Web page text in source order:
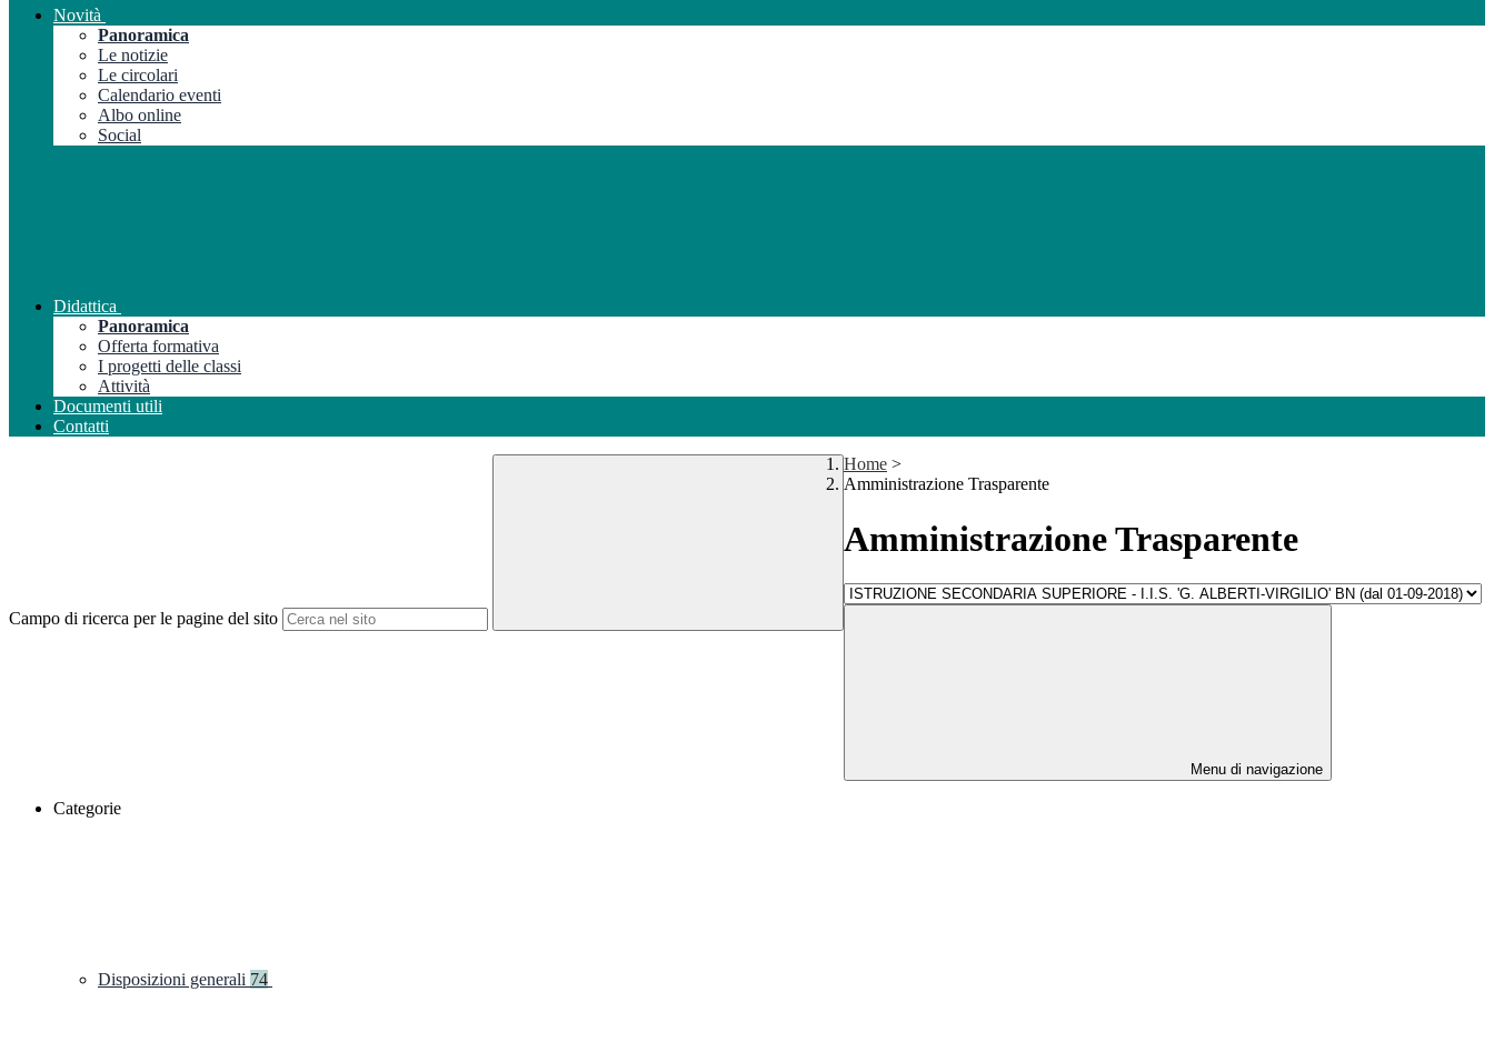
Novità
Panoramica
Le notizie
Le circolari
Calendario eventi
Albo online
Social
Didattica
Panoramica
Offerta formativa
I progetti delle classi
Attività
Documenti utili
Contatti
Campo di ricerca per le pagine del sito
Home >
Amministrazione Trasparente
Amministrazione Trasparente
Menu di navigazione
Categorie
Disposizioni generali 74